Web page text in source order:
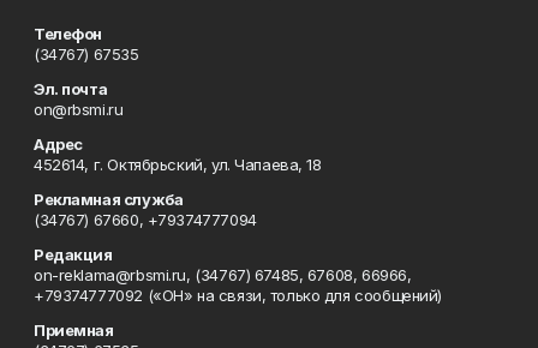
Телефон
(34767) 67535
Эл. почта
on@rbsmi.ru
Адрес
452614, г. Октябрьский, ул. Чапаева, 18
Рекламная служба
(34767) 67660, +79374777094
Редакция
on-reklama@rbsmi.ru, (34767) 67485, 67608, 66966,
+79374777092 («ОН» на связи, только для сообщений)
Приемная